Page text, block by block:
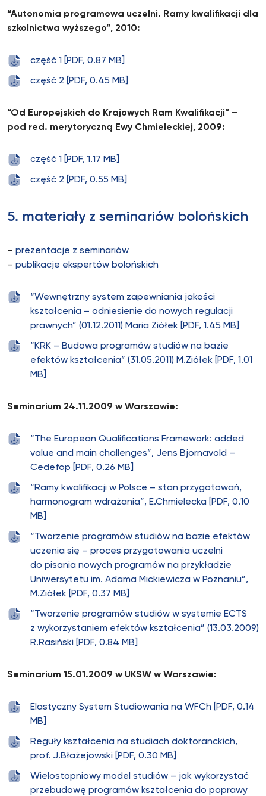
“Autonomia programowa uczelni. Ramy kwalifikacji dla
szkolnictwa wyższego”, 2010:
część 1 [PDF, 0.87 MB]
część 2 [PDF, 0.45 MB]
“Od Europejskich do Krajowych Ram Kwalifikacji” –
pod red. merytoryczną Ewy Chmieleckiej, 2009:
część 1 [PDF, 1.17 MB]
część 2 [PDF, 0.55 MB]
5. materiały z seminariów bolońskich
– prezentacje z seminariów
– publikacje ekspertów bolońskich
“Wewnętrzny system zapewniania jakości
kształcenia – odniesienie do nowych regulacji
prawnych” (01.12.2011) Maria Ziółek [PDF, 1.45 MB]
“KRK – Budowa programów studiów na bazie
efektów kształcenia” (31.05.2011) M.Ziółek [PDF, 1.01
MB]
Seminarium 24.11.2009 w Warszawie:
“The European Qualifications Framework: added
value and main challenges”, Jens Bjornavold –
Cedefop [PDF, 0.26 MB]
“Ramy kwalifikacji w Polsce – stan przygotowań,
harmonogram wdrażania”, E.Chmielecka [PDF, 0.10
MB]
“Tworzenie programów studiów na bazie efektów
uczenia się – proces przygotowania uczelni
do pisania nowych programów na przykładzie
Uniwersytetu im. Adama Mickiewicza w Poznaniu”,
M.Ziółek [PDF, 0.37 MB]
“Tworzenie programów studiów w systemie ECTS
z wykorzystaniem efektów kształcenia” (13.03.2009)
R.Rasiński [PDF, 0.84 MB]
Seminarium 15.01.2009 w UKSW w Warszawie:
Elastyczny System Studiowania na WFCh [PDF, 0.14
MB]
Reguły kształcenia na studiach doktoranckich,
prof. J.Błażejowski [PDF, 0.30 MB]
Wielostopniowy model studiów – jak wykorzystać
przebudowę programów kształcenia do poprawy